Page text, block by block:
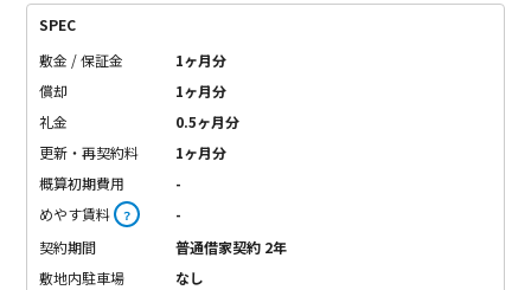
SPEC
敷金 / 保証金
1ヶ月分
償却
1ヶ月分
礼金
0.5ヶ月分
更新・再契約料
1ヶ月分
概算初期費用
-
めやす賃料 ？
-
契約期間
普通借家契約 2年
敷地内駐車場
なし